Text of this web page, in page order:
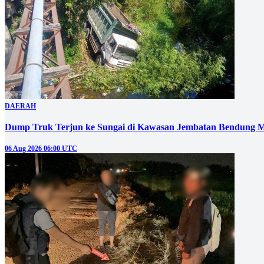
DAERAH
Dump Truk Terjun ke Sungai di Kawasan Jembatan Bendung
06 Aug 2026 06:00 UTC